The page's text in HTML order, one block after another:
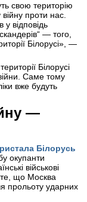
свою територію
проти нас.
відповідь
— того,
Білорусі», —
Білорусі
Саме тому
вже будуть
—
Білорусь
окупанти
військові
те, що Москва
прольоту ударних